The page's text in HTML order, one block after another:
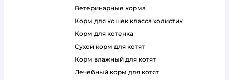
ветеринарные корма
корм для кошек класса холистик
корм для котенка
сухой корм для котят
корм влажный для котят
лечебный корм для котят